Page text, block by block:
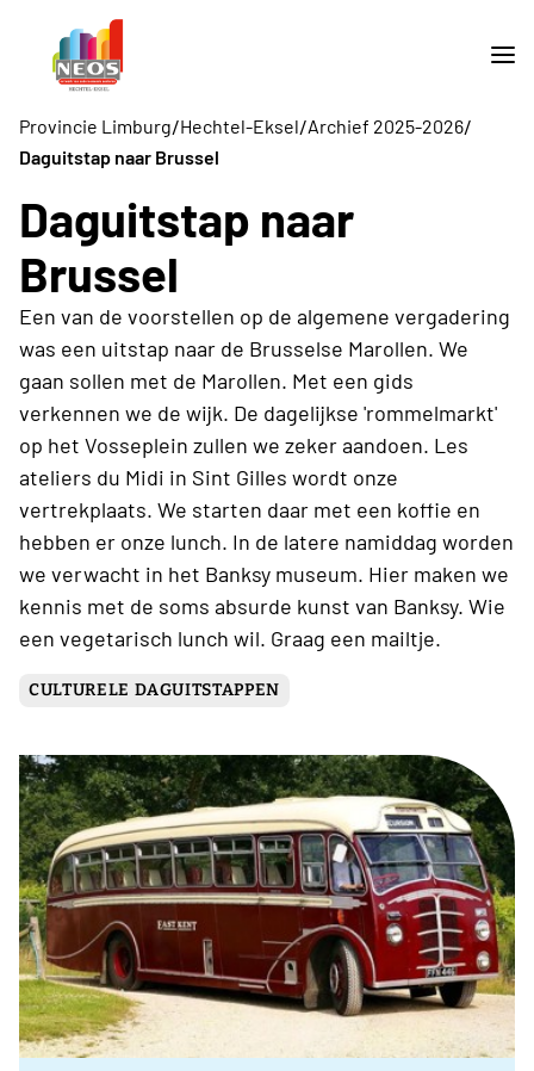
Provincie Limburg/Hechtel-Eksel/Archief 2025-2026/
Daguitstap naar Brussel
Daguitstap naar
Brussel
Een van de voorstellen op de algemene vergadering
was een uitstap naar de Brusselse Marollen. We
gaan sollen met de Marollen. Met een gids
verkennen we de wijk. De dagelijkse 'rommelmarkt'
op het Vosseplein zullen we zeker aandoen. Les
ateliers du Midi in Sint Gilles wordt onze
vertrekplaats. We starten daar met een koffie en
hebben er onze lunch. In de latere namiddag worden
we verwacht in het Banksy museum. Hier maken we
kennis met de soms absurde kunst van Banksy. Wie
een vegetarisch lunch wil. Graag een mailtje.
CULTURELE DAGUITSTAPPEN